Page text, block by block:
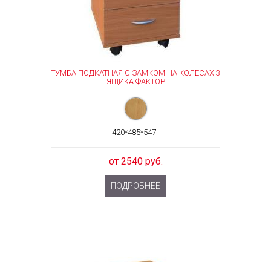
ТУМБА ПОДКАТНАЯ С ЗАМКОМ НА КОЛЕСАХ 3
ЯЩИКА ФАКТОР
420*485*547
от 2540 руб.
ПОДРОБНЕЕ